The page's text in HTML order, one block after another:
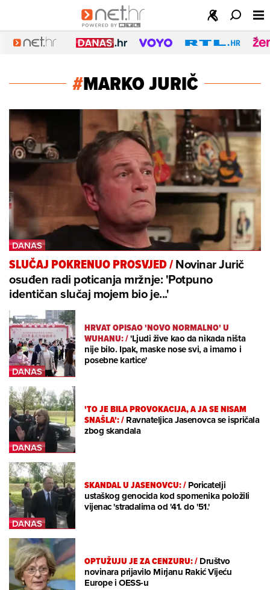
#MARKO JURIČ
SLUČAJ POKRENUO PROSVJED/Novinar Jurič
osuđen radi poticanja mržnje: 'Potpuno
identičan slučaj mojem bio je...'
HRVAT OPISAO 'NOVO NORMALNO' U
WUHANU:/'Ljudi žive kao da nikada ništa
nije bilo. Ipak, maske nose svi, a imamo i
posebne kartice'
'TO JE BILA PROVOKACIJA, A JA SE NISAM
SNAŠLA':/Ravnateljica Jasenovca se ispričala
zbog skandala
SKANDAL U JASENOVCU:/Poricatelji
ustaškog genocida kod spomenika položili
vijenac 'stradalima od '41. do '51.'
OPTUŽUJU JE ZA CENZURU:/Društvo
novinara prijavilo Mirjanu Rakić Vijeću
Europe i OESS-u